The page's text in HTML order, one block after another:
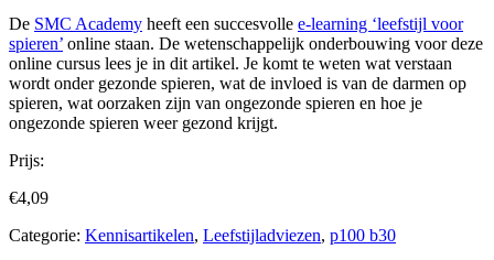
De SMC Academy heeft een succesvolle e-learning ‘leefstijl voor
spieren’ online staan. De wetenschappelijk onderbouwing voor deze
online cursus lees je in dit artikel. Je komt te weten wat verstaan
wordt onder gezonde spieren, wat de invloed is van de darmen op
spieren, wat oorzaken zijn van ongezonde spieren en hoe je
ongezonde spieren weer gezond krijgt.
Prijs:
€4,09
Categorie: Kennisartikelen, Leefstijladviezen, p100 b30